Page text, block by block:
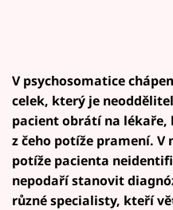
V psychosomatice
celek, který je
pacient obrátí na
z čeho potíže pramení.
potíže pacienta
nepodaří stanovit
různé specialisty, kteří